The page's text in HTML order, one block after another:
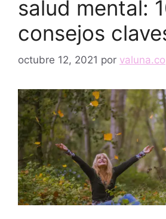
salud mental:
consejos
octubre 12, 2021 por valuna.co